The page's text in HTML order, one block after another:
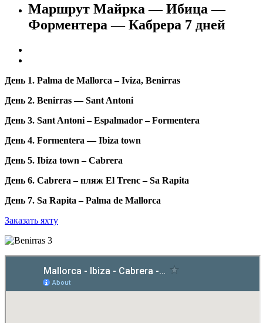
Маршрут Майрка — Ибица —
Форментера — Кабрера 7 дней
День 1. Palma de Mallorca –Iviza, Benirras
День 2. Benirras — Sant Antoni
День 3. Sant Antoni – Espalmador – Formentera
День 4. Formentera — Ibiza town
День 5. Ibiza town – Cabrera
День 6. Cabrera – пляж El Trenc – Sa Rapita
День 7. Sa Rapita – Palma de Mallorca
Заказать яхту